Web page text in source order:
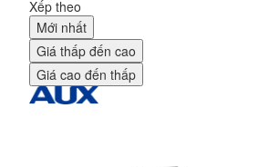
Xếp theo
Mới nhất
Giá thấp đến cao
Giá cao đến thấp